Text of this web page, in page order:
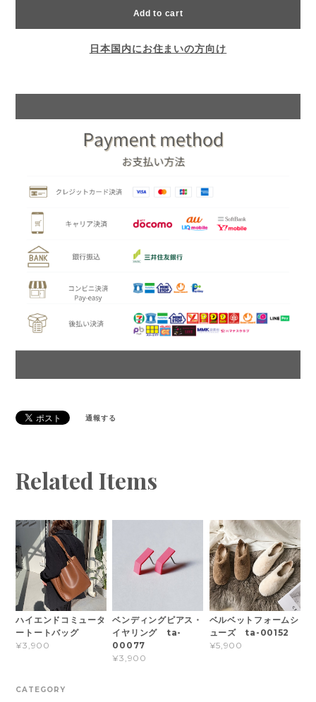
Add to cart
日本国内にお住まいの方向け
通報する
Related Items
ハイエンドコミュータ
ートートバッグ
¥3,900
ベンディングピアス・
イヤリング ta-
00077
¥3,900
ベルベットフォームシ
ューズ ta-00152
¥5,900
CATEGORY